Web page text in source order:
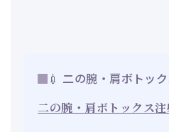
💉 二の腕・肩ボトッ
二の腕・肩ボトックス